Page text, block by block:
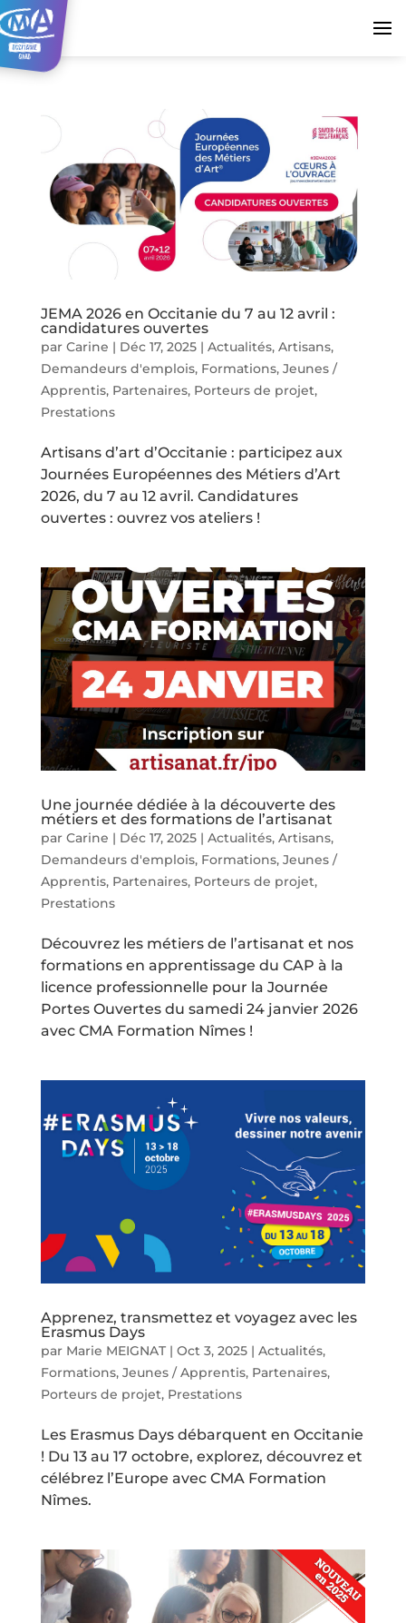
JEMA 2026 en Occitanie du 7 au 12 avril :
candidatures ouvertes
par Carine | Déc 17, 2025| Actualités, Artisans,
Demandeurs d'emplois, Formations, Jeunes /
Apprentis, Partenaires, Porteurs de projet,
Prestations
Artisans d’art d’Occitanie : participez aux
Journées Européennes des Métiers d’Art
2026, du 7 au 12 avril. Candidatures
ouvertes : ouvrez vos ateliers !
Une journée dédiée à la découverte des
métiers et des formations de l’artisanat
par Carine | Déc 17, 2025| Actualités, Artisans,
Demandeurs d'emplois, Formations, Jeunes /
Apprentis, Partenaires, Porteurs de projet,
Prestations
Découvrez les métiers de l’artisanat et nos
formations en apprentissage du CAP à la
licence professionnelle pour la Journée
Portes Ouvertes du samedi 24 janvier 2026
avec CMA Formation Nîmes !
Apprenez, transmettez et voyagez avec les
Erasmus Days
par Marie MEIGNAT| Oct 3, 2025| Actualités,
Formations, Jeunes / Apprentis, Partenaires,
Porteurs de projet, Prestations
Les Erasmus Days débarquent en Occitanie
! Du 13 au 17 octobre, explorez, découvrez et
célébrez l’Europe avec CMA Formation
Nîmes.